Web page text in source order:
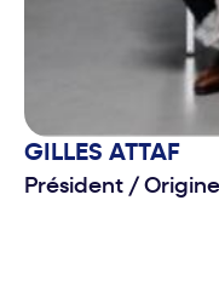
GILLES ATTAF
Président /